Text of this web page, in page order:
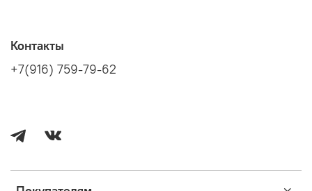
Контакты
+7(916) 759-79-62